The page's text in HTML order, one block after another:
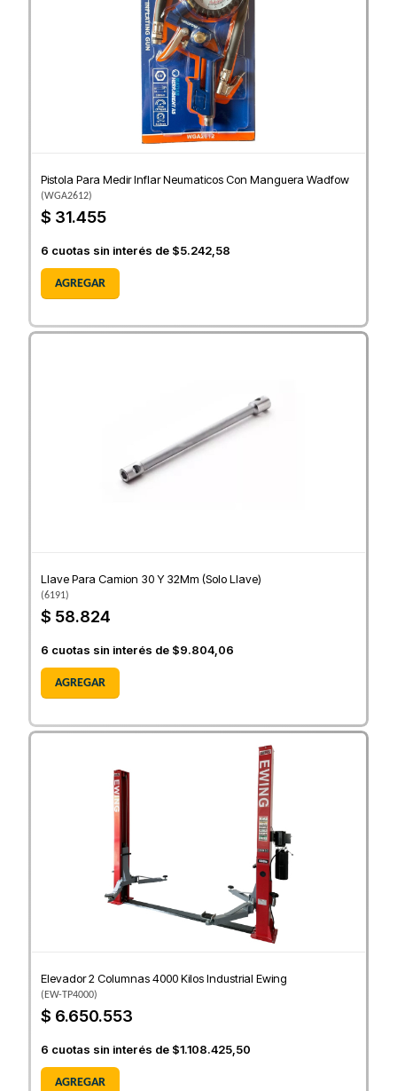
Pistola Para Medir Inflar Neumaticos Con Manguera Wadfow
(WGA2612)
$ 31.455
6 cuotas sin interés de $5.242,58
AGREGAR
Llave Para Camion 30 Y 32Mm (Solo Llave)
(6191)
$ 58.824
6 cuotas sin interés de $9.804,06
AGREGAR
Elevador 2 Columnas 4000 Kilos Industrial Ewing
(EW-TP4000)
$ 6.650.553
6 cuotas sin interés de $1.108.425,50
AGREGAR